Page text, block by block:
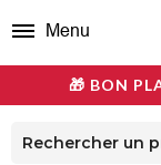
🎁 BON
Menu